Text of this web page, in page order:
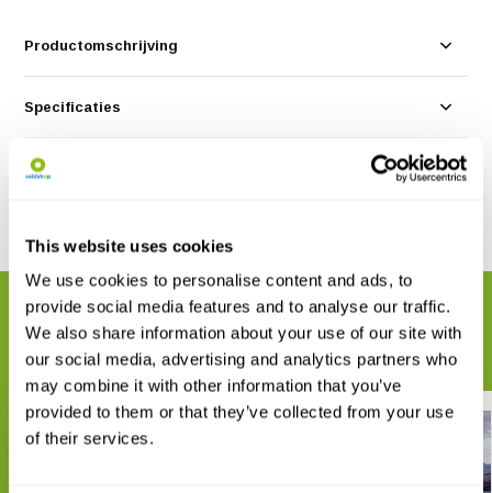
This website uses cookies
We use cookies to personalise content and ads, to
provide social media features and to analyse our traffic.
We also share information about your use of our site with
our social media, advertising and analytics partners who
may combine it with other information that you’ve
provided to them or that they’ve collected from your use
of their services.
Productomschrijving
Specificaties
Reviews
GERELATEERDE PRODUCTEN
Maak uw bestelling compleet